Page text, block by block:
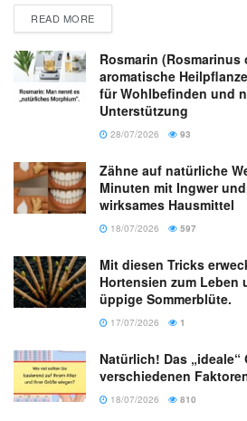
READ MORE
Rosmarin
aromatische
für Wohlbefinden und
Unterstützung
28/07/2026 93
Zähne auf natürliche
Minuten mit Ingwer
wirksames Hausmittel
18/07/2026 597
Mit diesen Tricks
Hortensien zum Leben
üppige Sommerblüte.
17/07/2026 1
Natürlich! Das
verschiedenen
18/07/2026 810